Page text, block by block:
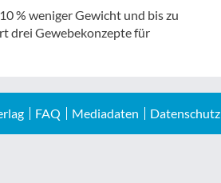
% weniger Gewicht und bis zu
drei Gewebekonzepte für
FAQ Mediadaten Datenschutz